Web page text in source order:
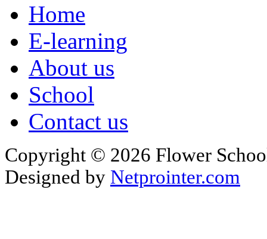
Home
E-learning
About us
School
Contact us
Copyright © 2026 Flower
Designed by Netprointer.com